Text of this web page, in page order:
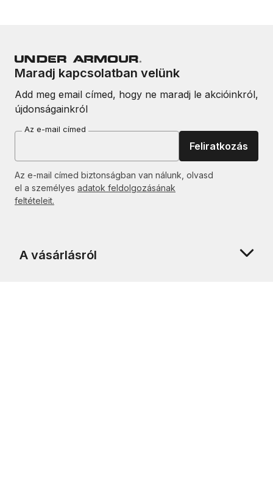
Maradj kapcsolatban velünk
Add meg email címed, hogy ne maradj le akcióinkról,
újdonságainkról
Az e-mail címed
Feliratkozás
Az e-mail címed biztonságban van nálunk, olvasd
el a személyes adatok feldolgozásának
feltételeit.
A vásárlásról